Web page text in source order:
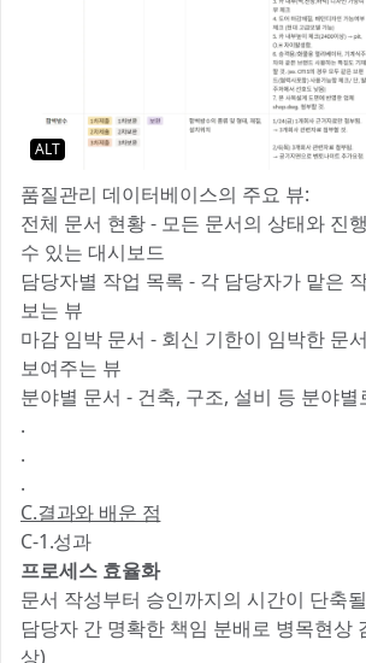
ALT
품질관리 데이터베이스의 주요 뷰:
전체 문서 현황 - 모든 문서의 상태와 진
수 있는 대시보드
담당자별 작업 목록 - 각 담당자가 맡은
보는 뷰
마감 임박 문서 - 회신 기한이 임박한 문
보여주는 뷰
분야별 문서 - 건축, 구조, 설비 등 분야
.
.
.
C.결과와 배운 점
C-1.성과
프로세스 효율화
문서 작성부터 승인까지의 시간이 단축
담당자 간 명확한 책임 분배로 병목현상
상)